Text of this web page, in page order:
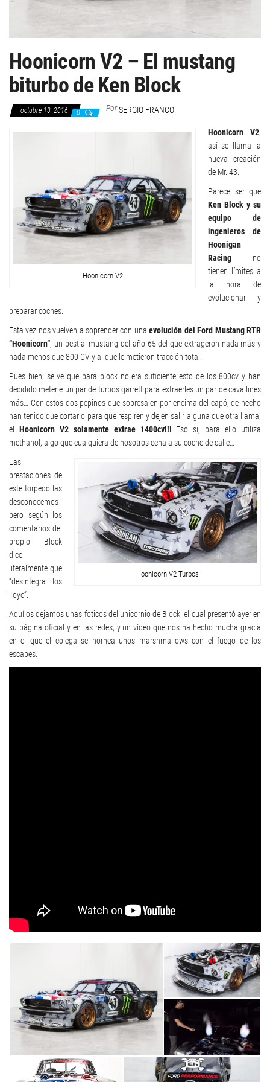
Hoonicorn V2 – El mustang
biturbo de Ken Block
octubre 13, 2016 0 PorSERGIO FRANCO
Hoonicorn V2
Hoonicorn V2,
así se llama la
nueva creación
de Mr. 43.
Parece ser que
Ken Block y su
equipo de
ingenieros de
Hoonigan
Racing no
tienen límites a
la hora de
evolucionar y
preparar coches.
Esta vez nos vuelven a soprender con unaevolución del Ford Mustang RTR
“Hoonicorn”, un bestial mustang del año 65 del que extrageron nada más y
nada menos que 800 CV y al que le metieron tracción total.
Pues bien, se ve que para block no era suficiente esto de los 800cv y han
decidido meterle un par de turbos garrett para extraerles un par de cavallines
más… Con estos dos pepinos que sobresalen por encima del capó, de hecho
han tenido que cortarlo para que respiren y dejen salir alguna que otra llama,
el Hoonicorn V2 solamente extrae 1400cv!!! Eso si, para ello utiliza
methanol, algo que cualquiera de nosotros echa a su coche de calle…
Hoonicorn V2 Turbos
Las
prestaciones de
este torpedo las
desconocemos
pero según los
comentarios del
propio Block
dice
literalmente que
“desintegra los
Toyo”.
Aquí os dejamos unas foticos del unicornio de Block, el cual presentó ayer en
su página oficial y en las redes, y un vídeo que nos ha hecho mucha gracia
en el que el colega se hornea unos marshmallows con el fuego de los
escapes.